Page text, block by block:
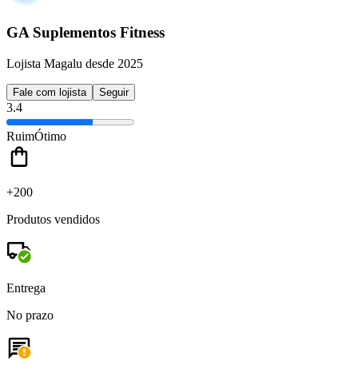
GA Suplementos Fitness
Lojista Magalu desde 2025
Fale com lojista Seguir
3.4
RuimÓtimo
+200
Produtos vendidos
Entrega
No prazo